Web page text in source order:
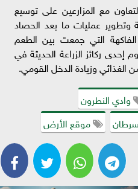
مع المزارعين على توسيع
وتطوير عمليات ما بعد الحصاد
الفاكهة التي جمعت بين الطعم
إحدى ركائز الزراعة الحديثة في
الغذائي وزيادة الدخل القومي.
وادي النطرون
موقع الأرض